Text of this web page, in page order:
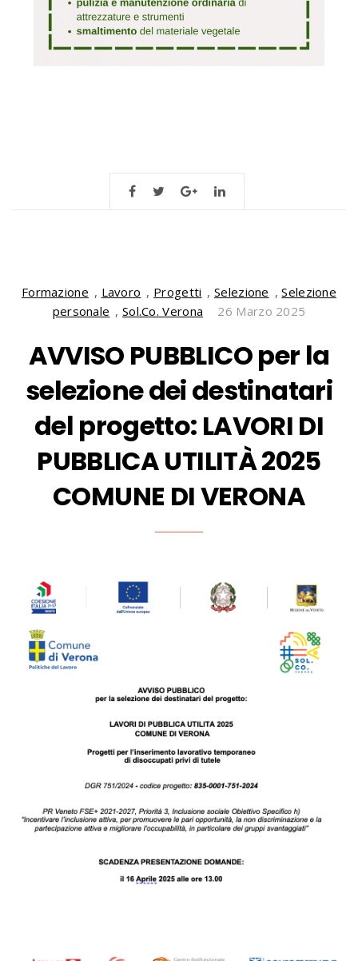
Formazione , Lavoro , Progetti ,Selezione ,Selezione
personale , Sol.Co. Verona 26 Marzo 2025
AVVISO PUBBLICO per la
selezione dei destinatari
del progetto: LAVORI DI
PUBBLICA UTILITÀ 2025
COMUNE DI VERONA